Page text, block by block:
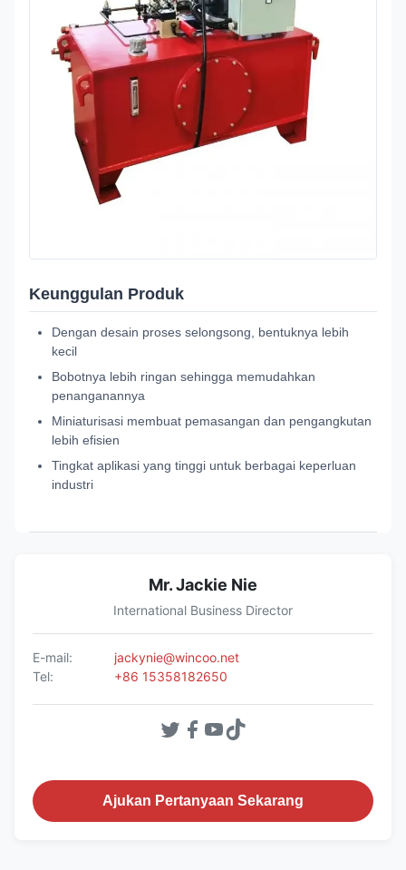
Keunggulan Produk
Dengan desain proses selongsong, bentuknya lebih
kecil
Bobotnya lebih ringan sehingga memudahkan
penanganannya
Miniaturisasi membuat pemasangan dan pengangkutan
lebih efisien
Tingkat aplikasi yang tinggi untuk berbagai keperluan
industri
Mr. Jackie Nie
International Business Director
E-mail:
jackynie@wincoo.net
Tel:
+86 15358182650
Ajukan Pertanyaan Sekarang